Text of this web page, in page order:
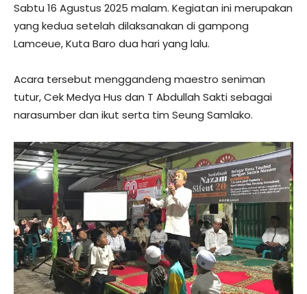
Sabtu 16 Agustus 2025 malam. Kegiatan ini merupakan
yang kedua setelah dilaksanakan di gampong
Lamceue, Kuta Baro dua hari yang lalu.
Acara tersebut menggandeng maestro seniman
tutur, Cek Medya Hus dan T Abdullah Sakti sebagai
narasumber dan ikut serta tim Seung Samlako.